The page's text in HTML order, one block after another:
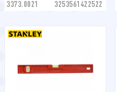
3373.0021 3253561422522